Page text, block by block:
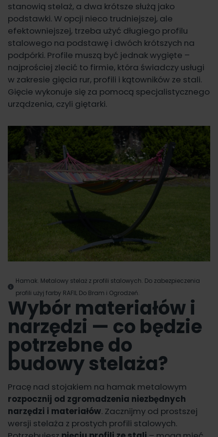
stanowią stelaż, a dwa krótsze służą jako
podstawki. W opcji nieco trudniejszej, ale
efektowniejszej, trzeba użyć długiego profilu
stalowego na podstawę i dwóch krótszych na
podpórki. Profile muszą być jednak wygięte –
najprościej zlecić to firmie, która świadczy usługi
w zakresie gięcia rur, profili i kątowników ze stali.
Gięcie wykonuje się za pomocą specjalistycznego
urządzenia, czyli giętarki.
Hamak. Metalowy stelaż z profili stalowych. Do zabezpieczenia
profili użyj farby RAFIL Do Bram i Ogrodzeń.
Wybór materiałów i
narzędzi — co będzie
potrzebne do
budowy stelaża?
Pracę nad stojakiem na hamak metalowym
rozpocznij od zgromadzenia niezbędnych
narzędzi i materiałów. Zacznijmy od prostszej
wersji stelaża z prostych profili stalowych.